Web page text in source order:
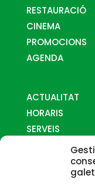
RESTAURACIÓ
CINEMA
PROMOCIONS
AGENDA
ACTUALITAT
HORARIS
SERVEIS
COM ARRIBAR-
CONTACTE